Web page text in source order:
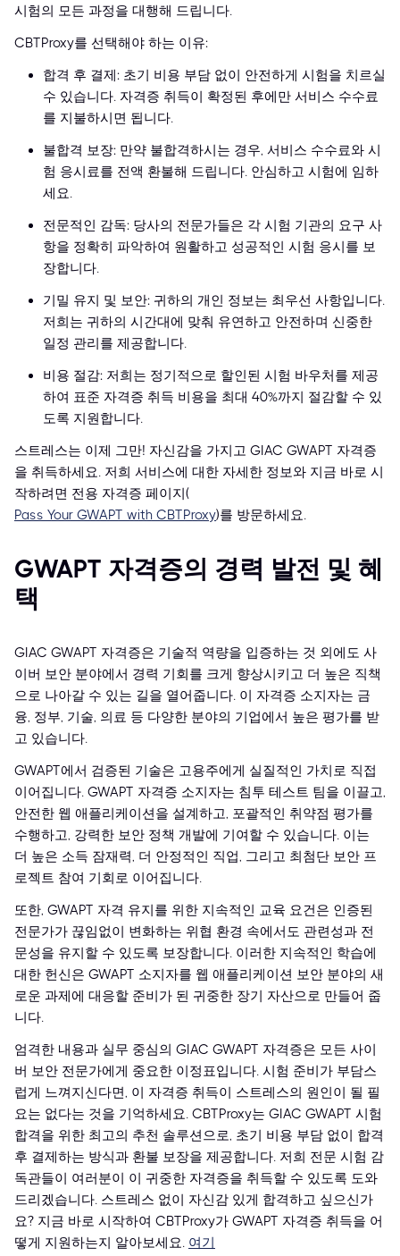
시험의 모든 과정을 대행해 드립니다.
CBTProxy를 선택해야 하는 이유:
합격 후 결제: 초기 비용 부담 없이 안전하게 시험을 치르실
수 있습니다. 자격증 취득이 확정된 후에만 서비스 수수료
를 지불하시면 됩니다.
불합격 보장: 만약 불합격하시는 경우, 서비스 수수료와 시
험 응시료를 전액 환불해 드립니다. 안심하고 시험에 임하
세요.
전문적인 감독: 당사의 전문가들은 각 시험 기관의 요구 사
항을 정확히 파악하여 원활하고 성공적인 시험 응시를 보
장합니다.
기밀 유지 및 보안: 귀하의 개인 정보는 최우선 사항입니다.
저희는 귀하의 시간대에 맞춰 유연하고 안전하며 신중한
일정 관리를 제공합니다.
비용 절감: 저희는 정기적으로 할인된 시험 바우처를 제공
하여 표준 자격증 취득 비용을 최대 40%까지 절감할 수 있
도록 지원합니다.
스트레스는 이제 그만! 자신감을 가지고 GIAC GWAPT 자격증
을 취득하세요. 저희 서비스에 대한 자세한 정보와 지금 바로 시
작하려면 전용 자격증 페이지(
Pass Your GWAPT with CBTProxy)를 방문하세요.
GWAPT 자격증의 경력 발전 및 혜
택
GIAC GWAPT 자격증은 기술적 역량을 입증하는 것 외에도 사
이버 보안 분야에서 경력 기회를 크게 향상시키고 더 높은 직책
으로 나아갈 수 있는 길을 열어줍니다. 이 자격증 소지자는 금
융, 정부, 기술, 의료 등 다양한 분야의 기업에서 높은 평가를 받
고 있습니다.
GWAPT에서 검증된 기술은 고용주에게 실질적인 가치로 직접
이어집니다. GWAPT 자격증 소지자는 침투 테스트 팀을 이끌고,
안전한 웹 애플리케이션을 설계하고, 포괄적인 취약점 평가를
수행하고, 강력한 보안 정책 개발에 기여할 수 있습니다. 이는
더 높은 소득 잠재력, 더 안정적인 직업, 그리고 최첨단 보안 프
로젝트 참여 기회로 이어집니다.
또한, GWAPT 자격 유지를 위한 지속적인 교육 요건은 인증된
전문가가 끊임없이 변화하는 위협 환경 속에서도 관련성과 전
문성을 유지할 수 있도록 보장합니다. 이러한 지속적인 학습에
대한 헌신은 GWAPT 소지자를 웹 애플리케이션 보안 분야의 새
로운 과제에 대응할 준비가 된 귀중한 장기 자산으로 만들어 줍
니다.
엄격한 내용과 실무 중심의 GIAC GWAPT 자격증은 모든 사이
버 보안 전문가에게 중요한 이정표입니다. 시험 준비가 부담스
럽게 느껴지신다면, 이 자격증 취득이 스트레스의 원인이 될 필
요는 없다는 것을 기억하세요. CBTProxy는 GIAC GWAPT 시험
합격을 위한 최고의 추천 솔루션으로, 초기 비용 부담 없이 합격
후 결제하는 방식과 환불 보장을 제공합니다. 저희 전문 시험 감
독관들이 여러분이 이 귀중한 자격증을 취득할 수 있도록 도와
드리겠습니다. 스트레스 없이 자신감 있게 합격하고 싶으신가
요? 지금 바로 시작하여 CBTProxy가 GWAPT 자격증 취득을 어
떻게 지원하는지 알아보세요. 여기